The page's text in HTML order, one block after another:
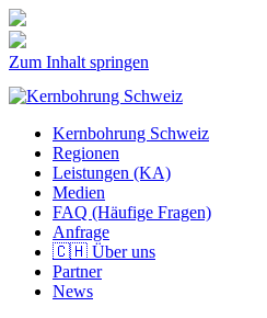
Zum Inhalt springen
Kernbohrung Schweiz
Regionen
Leistungen (KA)
Medien
FAQ (Häufige Fragen)
Anfrage
🇨🇭 Über uns
Partner
News